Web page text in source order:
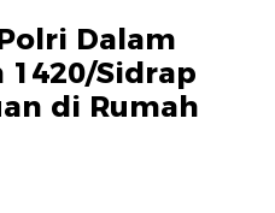
Dalam
1420/Sidrap
di Rumah